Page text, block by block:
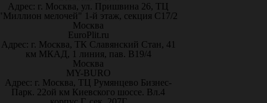
Адрес: г. Москва, ул. Пришвина 26, ТЦ
мелочей" 1-й этаж, секция С17/2
Москва
EuroPlit.ru
Адрес: г. Москва, ТК Славянский Стан, 41
км МКАД, 1 линия, пав. В19/4
Москва
MY-BURO
Адрес: г. Москва, ТЦ Румянцево Бизнес-
Парк. 22ой км Киевского шоссе. Вл.4